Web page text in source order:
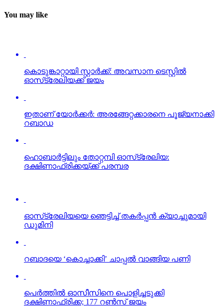
You may like
ഓസ്‌ട്രേലിയക്ക് ജയം
റബാഡ
ദക്ഷിണാഫ്രിക്കയ്ക്ക് പരമ്പര
റബാദയെ ‘കൊച്ചാക്കി’ ചാപ്പല്‍ വാങ്ങിയ പണി
പെര്‍ത്തില്‍ ഓസീസിനെ പൊളിച്ചടുക്കി
ദക്ഷിണാഫ്രിക്ക; 177 റണ്‍സ് ജയം